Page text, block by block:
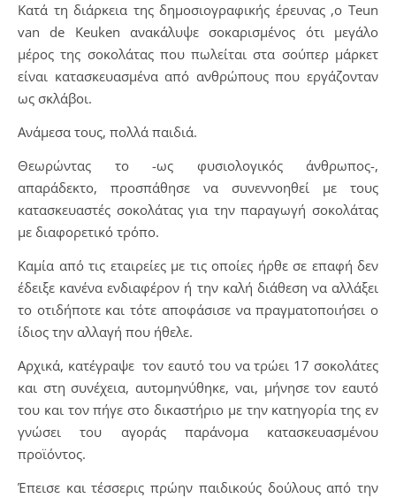
Κατά τη διάρκεια της δημοσιογραφικής έρευνας ,ο Teun
van de Keuken ανακάλυψε σοκαρισμένος ότι μεγάλο
μέρος της σοκολάτας που πωλείται στα σούπερ μάρκετ
είναι κατασκευασμένα από ανθρώπους που εργάζονταν
ως σκλάβοι.
Ανάμεσα τους, πολλά παιδιά.
Θεωρώντας το -ως φυσιολογικός άνθρωπος-,
απαράδεκτο, προσπάθησε να συνεννοηθεί με τους
κατασκευαστές σοκολάτας για την παραγωγή σοκολάτας
με διαφορετικό τρόπο.
Καμία από τις εταιρείες με τις οποίες ήρθε σε επαφή δεν
έδειξε κανένα ενδιαφέρον ή την καλή διάθεση να αλλάξει
το οτιδήποτε και τότε αποφάσισε να πραγματοποιήσει ο
ίδιος την αλλαγή που ήθελε.
Αρχικά, κατέγραψε τον εαυτό του να τρώει 17 σοκολάτες
και στη συνέχεια, αυτομηνύθηκε, ναι, μήνησε τον εαυτό
του και τον πήγε στο δικαστήριο με την κατηγορία της εν
γνώσει του αγοράς παράνομα κατασκευασμένου
προϊόντος.
Έπεισε και τέσσερις πρώην παιδικούς δούλους από την